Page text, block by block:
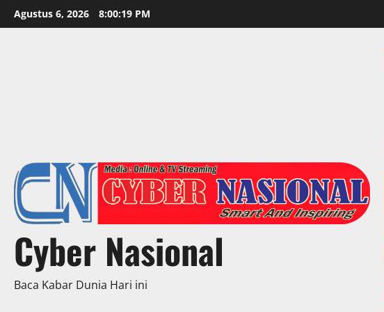
Skip
to
Agustus 6, 2026 8:00:21 PM
Cyber Nasional
Baca Kabar Dunia Hari ini